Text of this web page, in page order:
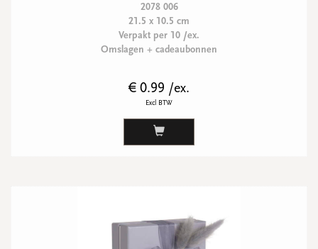
2078 006
21.5 x 10.5 cm
Verpakt per 10 /ex.
Omslagen + cadeaubonnen
€ 0.99 /ex.
Excl BTW